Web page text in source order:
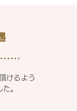
けるよう
。